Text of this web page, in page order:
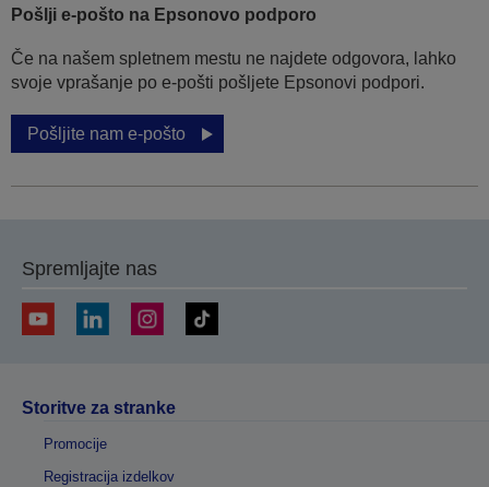
Pošlji e-pošto na Epsonovo podporo
Če na našem spletnem mestu ne najdete odgovora, lahko
svoje vprašanje po e-pošti pošljete Epsonovi podpori.
Pošljite nam e-pošto
Spremljajte nas
Storitve za stranke
Promocije
Registracija izdelkov